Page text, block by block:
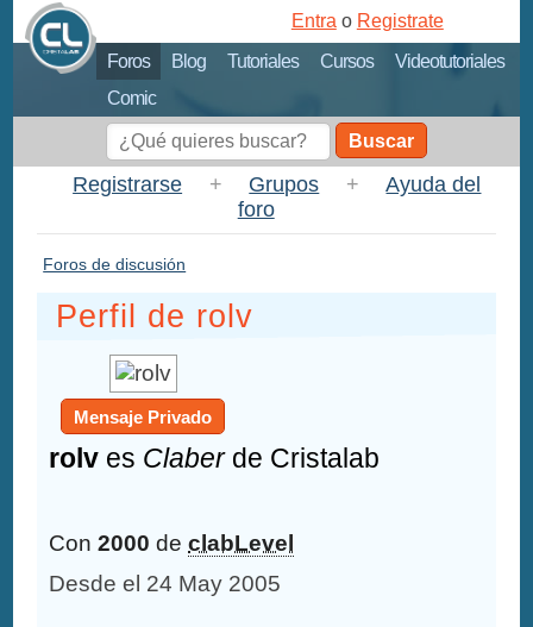
Foros Blog Tutoriales Cursos
Videotutoriales
Comic
Entra o Registrate
Buscar
Registrarse + Grupos +
Ayuda del
foro
Foros de discusión
Perfil de rolv
Mensaje Privado
rolv es Claberde Cristalab
Con2000 declabLevel
Desde el 24 May 2005